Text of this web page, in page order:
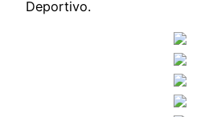
Deportivo.